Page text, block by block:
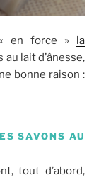
en force » la
au lait d’ânesse,
bonne raison :
SAVONS AU
tout d’abord,